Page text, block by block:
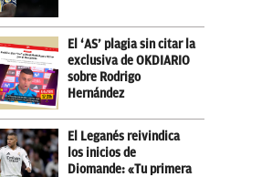
El ‘AS’ plagia sin citar la
exclusiva de OKDIARIO
sobre Rodrigo
Hernández
El Leganés reivindica
los inicios de
Diomande: «Tu primera